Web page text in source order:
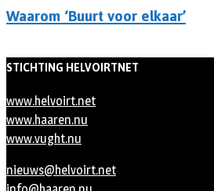
Waarom ‘Buurt voor elkaar’
STICHTING HELVOIRTNET
www.helvoirt.net
www.haaren.nu
www.vught.nu
nieuws@helvoirt.net